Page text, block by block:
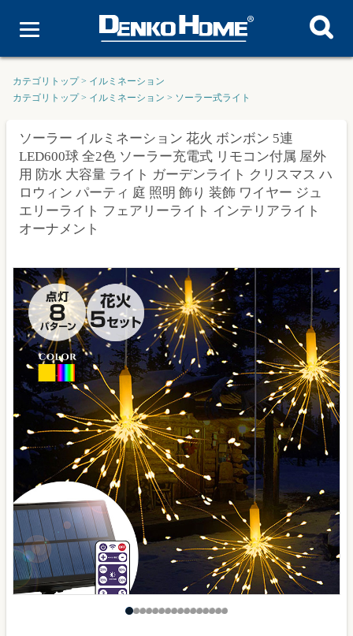
カテゴリトップ > イルミネーション
カテゴリトップ > イルミネーション > ソーラー式ライト
ソーラー イルミネーション 花火 ボンボン 5連
LED600球 全2色 ソーラー充電式 リモコン付属 屋外
用 防水 大容量 ライト ガーデンライト クリスマス ハ
ロウィン パーティ 庭 照明 飾り 装飾 ワイヤー ジュ
エリーライト フェアリーライト インテリアライト
オーナメント